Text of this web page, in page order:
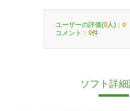
ユーザーの評価(0 人)： 0
コメント： 0件
ソフト詳細